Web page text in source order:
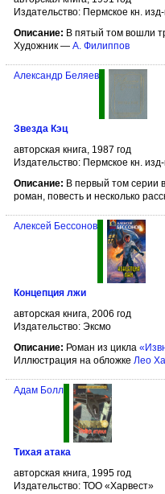
Издательство: Пермское кн.
Описание: В пятый том вошли
Художник — А. Филиппов
Александр Беляев
Звезда Кэц
авторская книга, 1987 год
Издательство: Пермское кн.
Описание: В первый том серии
роман, повесть и несколько
Алексей Бессонов
Концепция лжи
авторская книга, 2006 год
Издательство: Эксмо
Описание: Роман из цикла
Иллюстрация на обложке Лео
Адам Болл
Тихая атака
авторская книга, 1995 год
Издательство: ТОО «Харвест»